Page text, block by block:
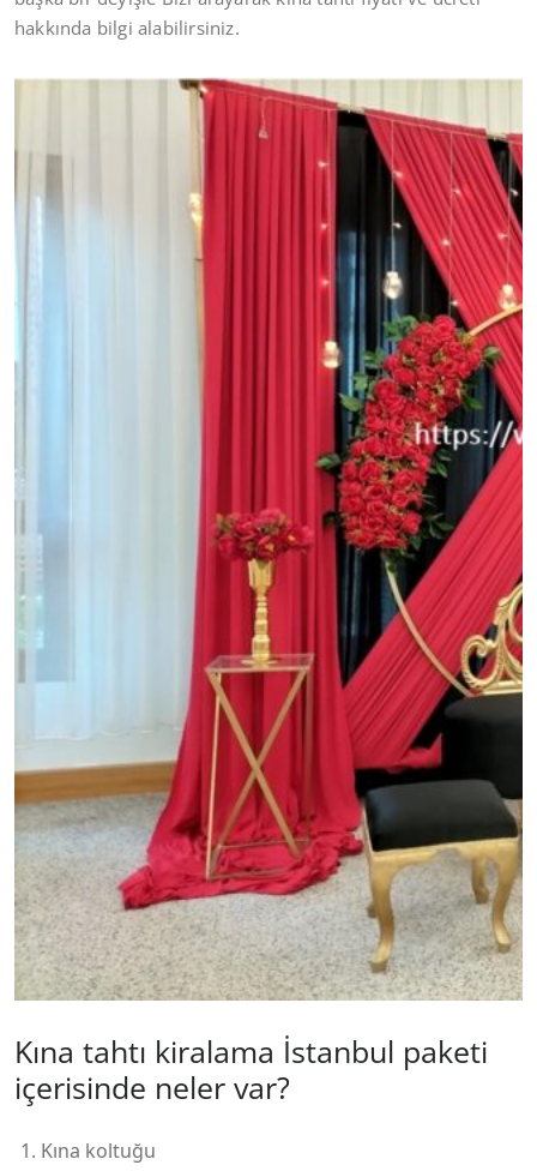
hakkında bilgi alabilirsiniz.
Kına tahtı kiralama İstanbul paketi
içerisinde neler var?
Kına koltuğu